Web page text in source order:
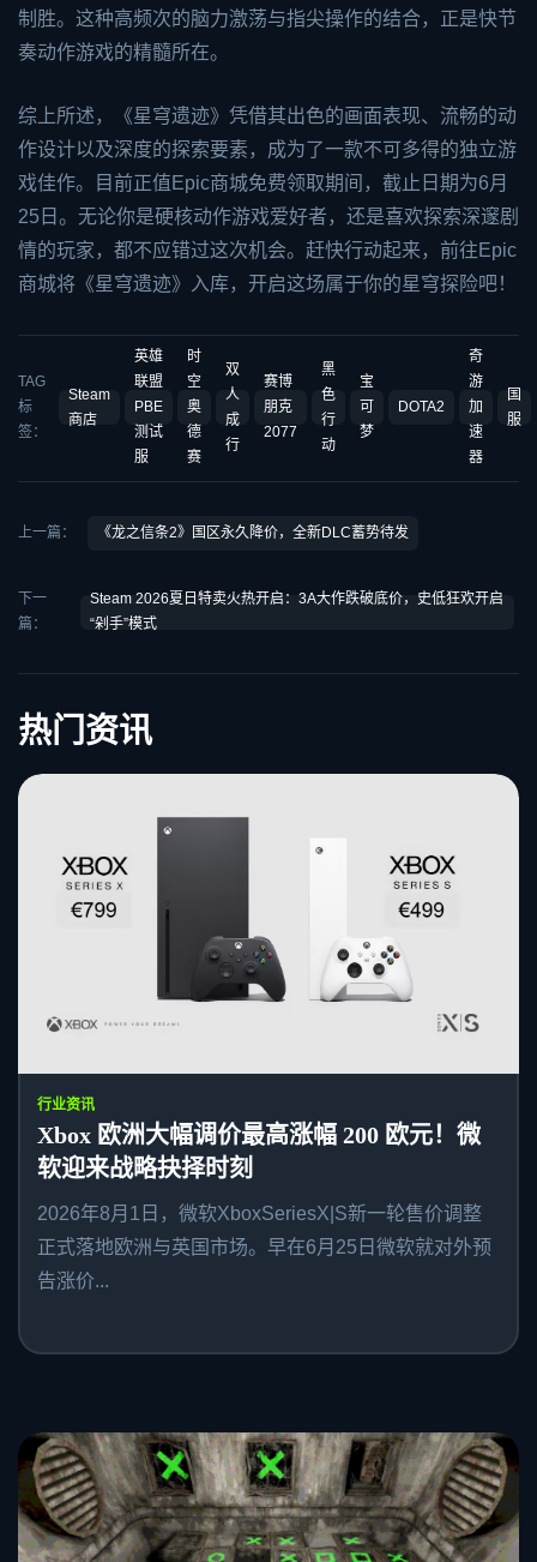
制胜。这种高频次的脑力激荡与指尖操作的结合，正是快节
奏动作游戏的精髓所在。
综上所述，《星穹遗迹》凭借其出色的画面表现、流畅的动
作设计以及深度的探索要素，成为了一款不可多得的独立游
戏佳作。目前正值Epic商城免费领取期间，截止日期为6月
25日。无论你是硬核动作游戏爱好者，还是喜欢探索深邃剧
情的玩家，都不应错过这次机会。赶快行动起来，前往Epic
商城将《星穹遗迹》入库，开启这场属于你的星穹探险吧！
TAG
标
签：
Steam
商店
英雄
联盟
PBE
测试
服
时
空
奥
德
赛
双
人
成
行
赛博
朋克
2077
黑
色
行
动
宝
可
梦
DOTA2
奇
游
加
速
器
国
服
上一篇： 《龙之信条2》国区永久降价，全新DLC蓄势待发
下一
篇：
Steam 2026夏日特卖火热开启：3A大作跌破底价，史低狂欢开启
“剁手”模式
热门资讯
行业资讯
Xbox 欧洲大幅调价最高涨幅 200 欧元！微
软迎来战略抉择时刻
2026年8月1日，微软XboxSeriesX|S新一轮售价调整
正式落地欧洲与英国市场。早在6月25日微软就对外预
告涨价...